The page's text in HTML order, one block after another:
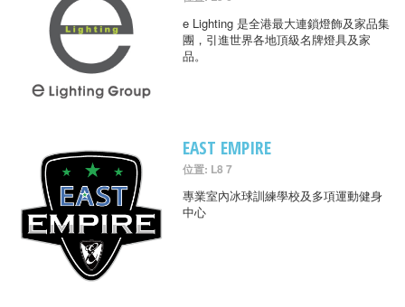
e Lighting 是全港最大連鎖燈飾及家品集
團，引進世界各地頂級名牌燈具及家
品。
EAST EMPIRE
位置: L8 7
專業室內冰球訓練學校及多項運動健身
中心